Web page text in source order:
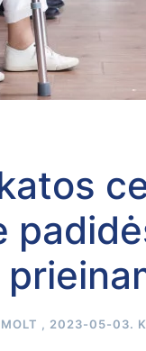
, 2023-05-03.